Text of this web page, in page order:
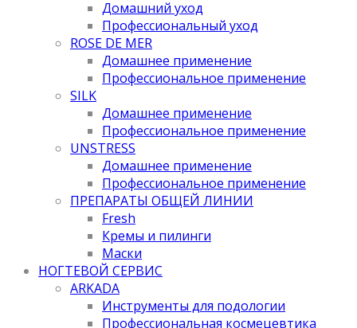
Домашний уход
Профессиональный уход
ROSE DE MER
Домашнее применение
Профессиональное применение
SILK
Домашнее применение
Профессиональное применение
UNSTRESS
Домашнее применение
Профессиональное применение
ПРЕПАРАТЫ ОБЩЕЙ ЛИНИИ
Fresh
Кремы и пилинги
Маски
НОГТЕВОЙ СЕРВИС
ARKADA
Инструменты для подологии
Профессиональная космецевтика